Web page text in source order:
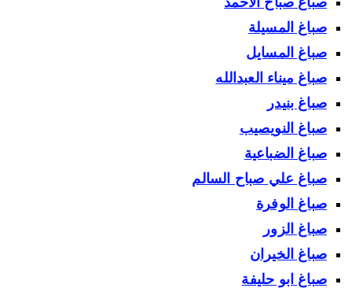
صباغ المسيلة
صباغ المسايل
صباغ ميناء العبدالله
صباغ بنيدر
صباغ النويصيب
صباغ الضباعية
صباغ علي صباح السالم
صباغ الوفرة
صباغ الزور
صباغ الخيران
صباغ ابو حليفة